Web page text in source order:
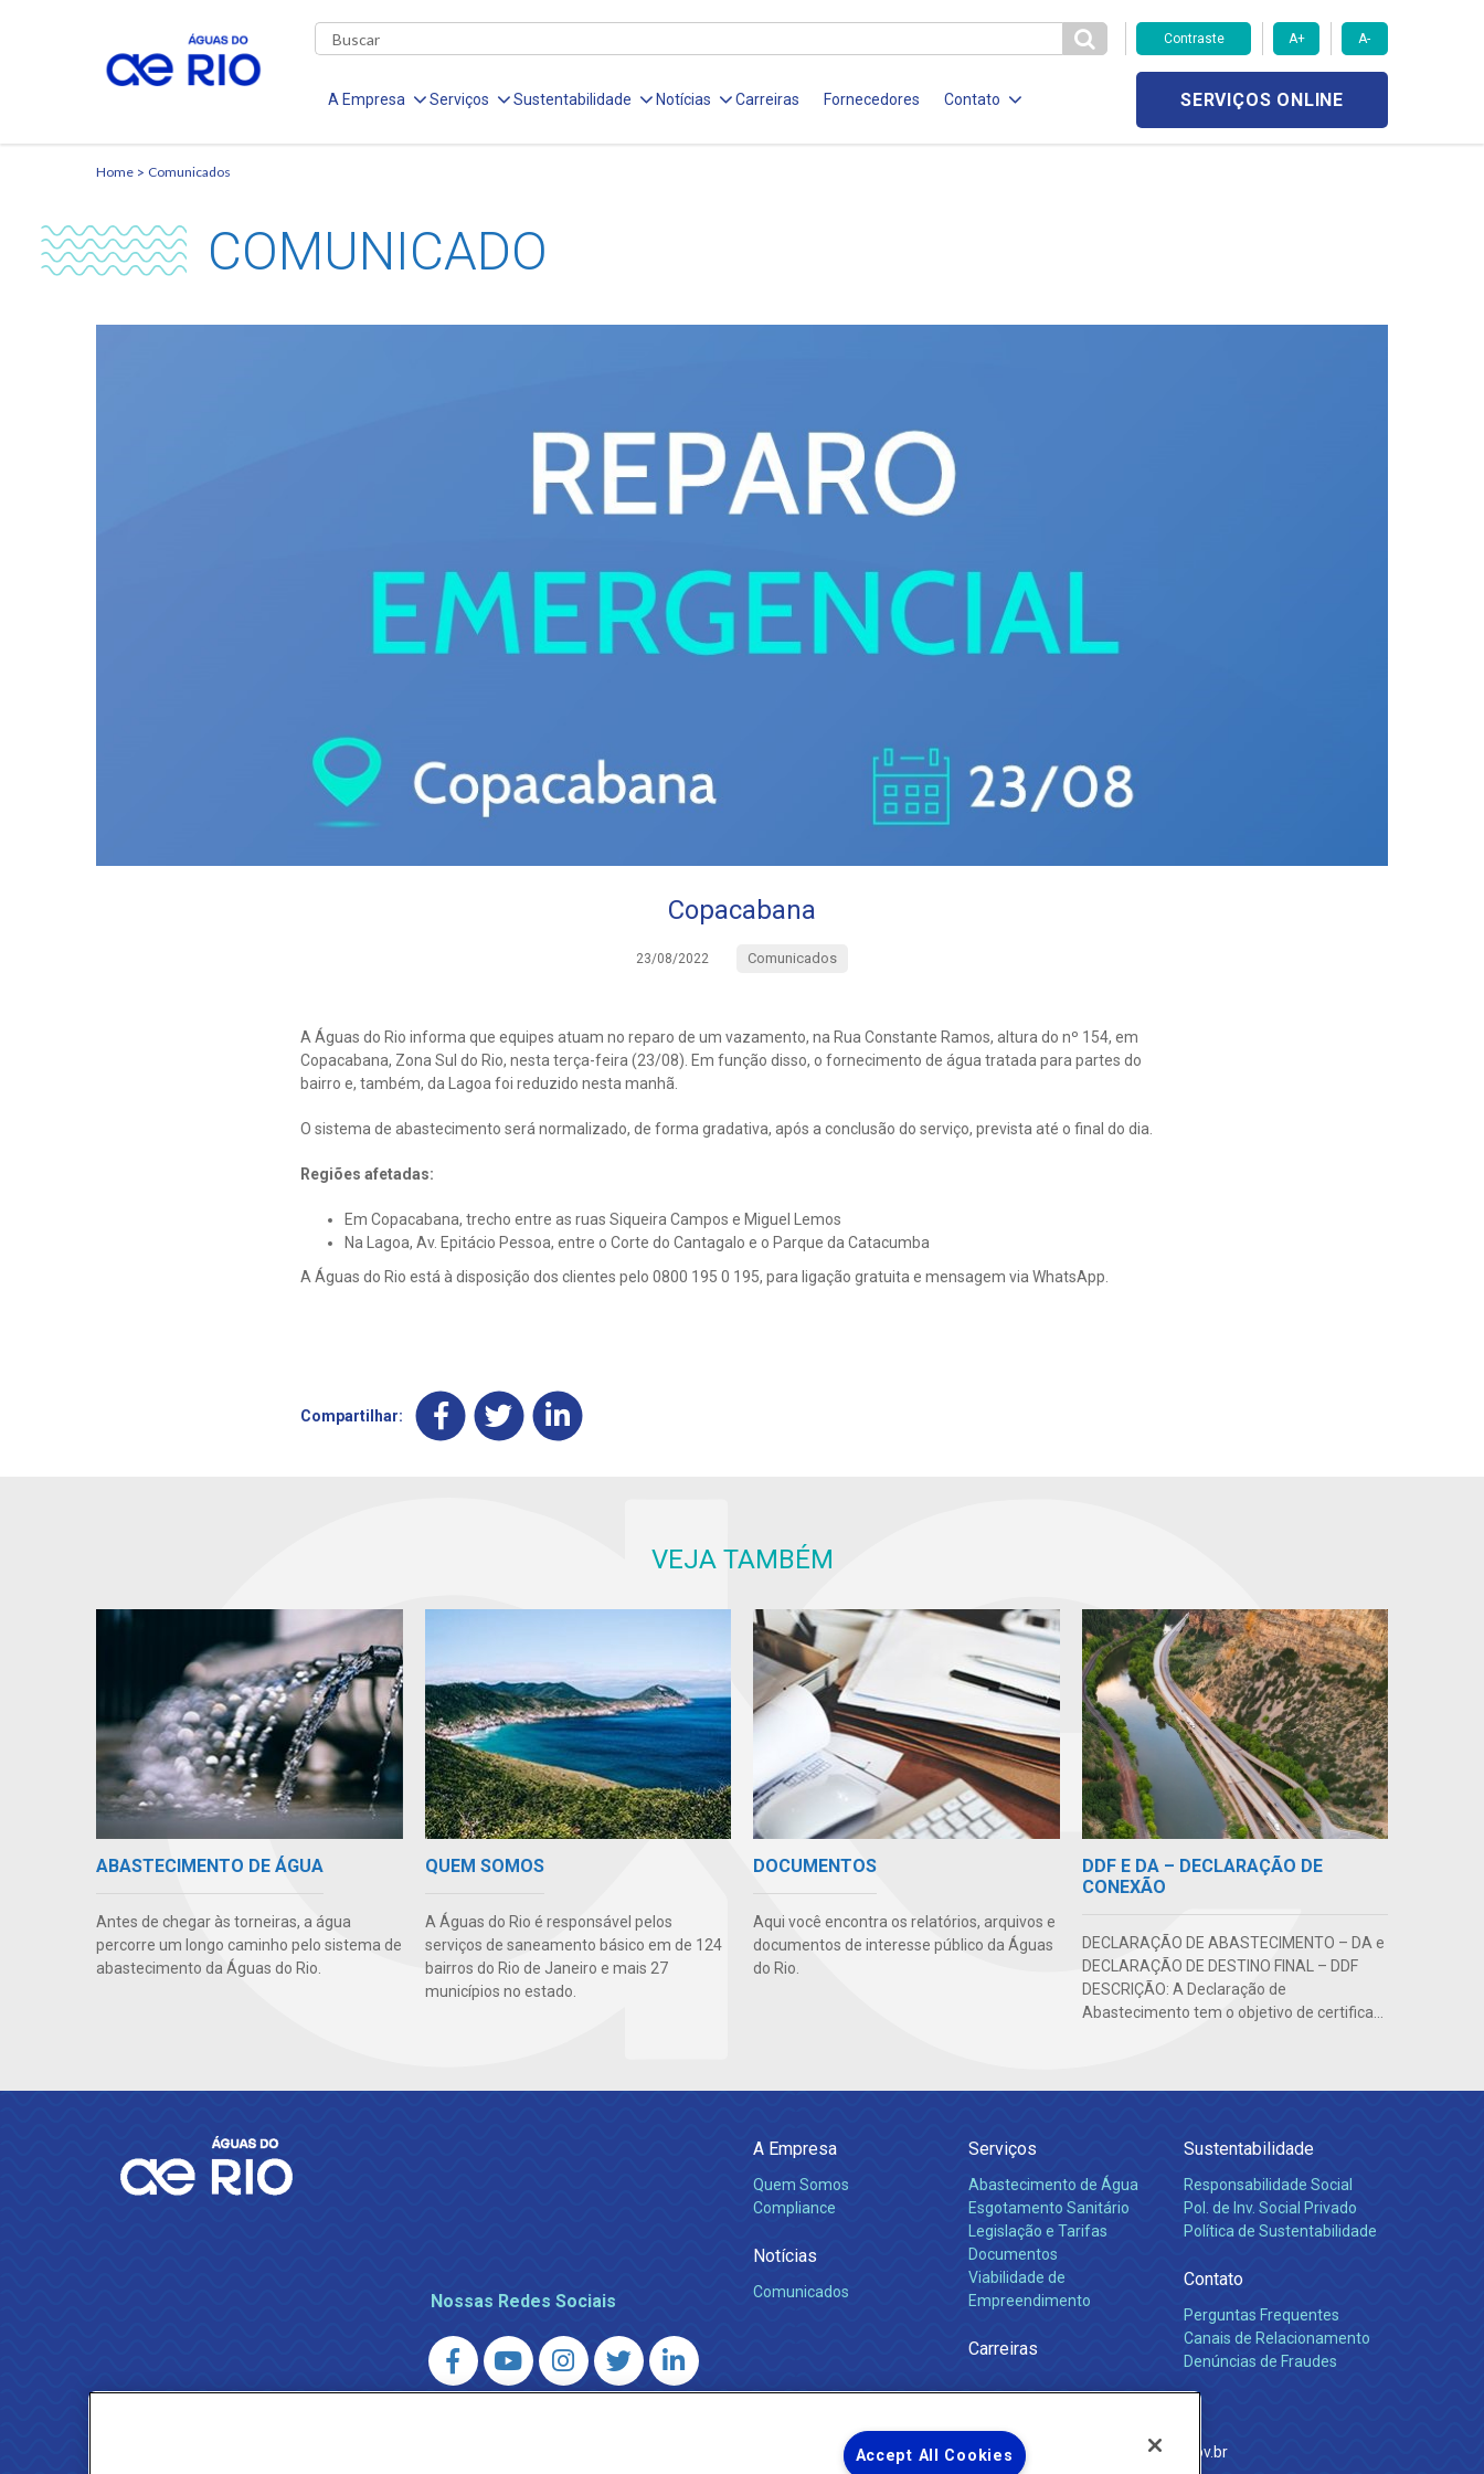
Contraste A+ A-
A Empresa Serviços Sustentabilidade Notícias Carreiras Fornecedores Contato SERVIÇOS ONLINE
Home Comunicados
COMUNICADO
Copacabana
23/08/2022 Comunicados
A Águas do Rio informa que equipes atuam no reparo de um vazamento, na Rua Constante Ramos, altura do nº 154, em
Copacabana, Zona Sul do Rio, nesta terça-feira (23/08). Em função disso, o fornecimento de água tratada para partes do
bairro e, também, da Lagoa foi reduzido nesta manhã.
O sistema de abastecimento será normalizado, de forma gradativa, após a conclusão do serviço, prevista até o final do dia.
Regiões afetadas:
Em Copacabana, trecho entre as ruas Siqueira Campos e Miguel Lemos
Na Lagoa, Av. Epitácio Pessoa, entre o Corte do Cantagalo e o Parque da Catacumba
A Águas do Rio está à disposição dos clientes pelo 0800 195 0 195, para ligação gratuita e mensagem via WhatsApp.
Compartilhar:
VEJA TAMBÉM
ABASTECIMENTO DE ÁGUA
Antes de chegar às torneiras, a água
percorre um longo caminho pelo sistema de
abastecimento da Águas do Rio.
QUEM SOMOS
A Águas do Rio é responsável pelos
serviços de saneamento básico em de 124
bairros do Rio de Janeiro e mais 27
municípios no estado.
DOCUMENTOS
Aqui você encontra os relatórios, arquivos e
documentos de interesse público da Águas
do Rio.
DDF E DA – DECLARAÇÃO DE
CONEXÃO
DECLARAÇÃO DE ABASTECIMENTO – DA e
DECLARAÇÃO DE DESTINO FINAL – DDF
DESCRIÇÃO: A Declaração de
Abastecimento tem o objetivo de certifica...
Nossas Redes Sociais
A Empresa
Quem Somos
Compliance
Notícias
Comunicados
Serviços
Abastecimento de Água
Esgotamento Sanitário
Legislação e Tarifas
Documentos
Viabilidade de
Empreendimento
Carreiras
Sustentabilidade
Responsabilidade Social
Pol. de Inv. Social Privado
Política de Sustentabilidade
Contato
Perguntas Frequentes
Canais de Relacionamento
Denúncias de Fraudes
AGENERSA – Agência Reguladora de Energia e Saneamento do Estado do Rio de Janeiro
ouvidoria.agenersa@gmail.com http://www.agenersa.rj.gov.br
Accept All Cookies